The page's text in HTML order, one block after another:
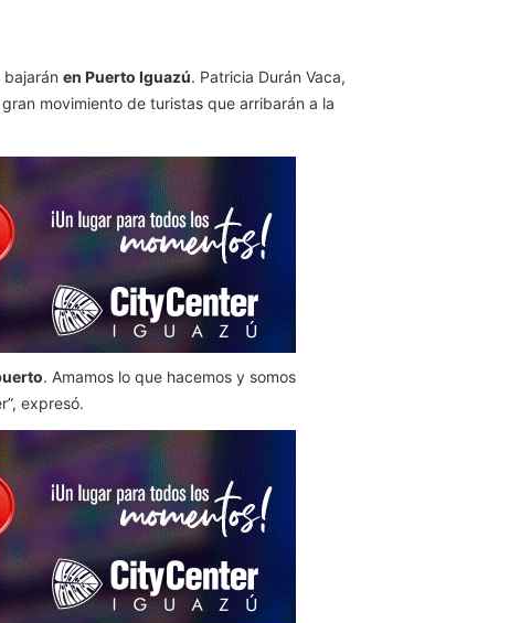
en Puerto Iguazú. Patricia Durán Vaca,
movimiento de turistas que arribarán a la
. Amamos lo que hacemos y somos
expresó.